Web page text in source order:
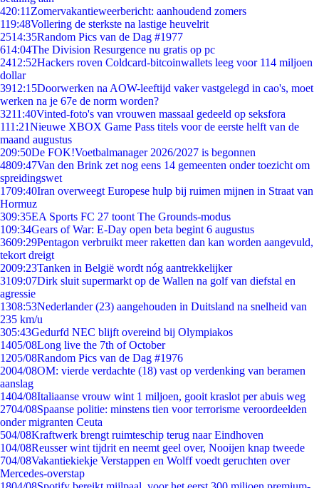
420:11 Zomervakantieweerbericht: aanhoudend zomers
119:48Vollering de sterkste na lastige heuvelrit
2514:35Random Pics van de Dag #1977
614:04The Division Resurgence nu gratis op pc
2412:52Hackers roven Coldcard-bitcoinwallets leeg voor 114 miljoen
dollar
3912:15Doorwerken na AOW-leeftijd vaker vastgelegd in cao's, moet
werken na je 67e de norm worden?
3211:40Vinted-foto's van vrouwen massaal gedeeld op seksfora
111:21Nieuwe XBOX Game Pass titels voor de eerste helft van de
maand augustus
209:50De FOK!Voetbalmanager 2026/2027 is begonnen
4809:47Van den Brink zet nog eens 14 gemeenten onder toezicht om
spreidingswet
1709:40Iran overweegt Europese hulp bij ruimen mijnen in Straat van
Hormuz
309:35EA Sports FC 27 toont The Grounds-modus
109:34Gears of War: E-Day open beta begint 6 augustus
3609:29Pentagon verbruikt meer raketten dan kan worden aangevuld,
tekort dreigt
2009:23Tanken in België wordt nóg aantrekkelijker
3109:07Dirk sluit supermarkt op de Wallen na golf van diefstal en
agressie
1308:53Nederlander (23) aangehouden in Duitsland na snelheid van
235 km/u
305:43Gedurfd NEC blijft overeind bij Olympiakos
1405/08Long live the 7th of October
1205/08Random Pics van de Dag #1976
2004/08OM: vierde verdachte (18) vast op verdenking van beramen
aanslag
1404/08Italiaanse vrouw wint 1 miljoen, gooit kraslot per abuis weg
2704/08Spaanse politie: minstens tien voor terrorisme veroordeelden
onder migranten Ceuta
504/08Kraftwerk brengt ruimteschip terug naar Eindhoven
104/08Reusser wint tijdrit en neemt geel over, Nooijen knap tweede
704/08Vakantiekiekje Verstappen en Wolff voedt geruchten over
Mercedes-overstap